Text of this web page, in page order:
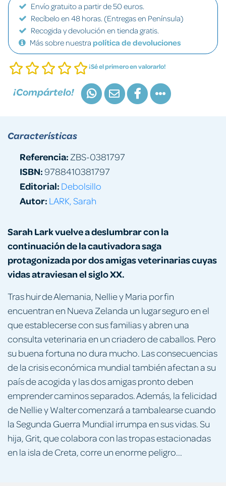
Envío gratuito a partir de 50 euros.
Recíbelo en 48 horas. (Entregas en Península)
Recogida y devolución en tienda gratis.
Más sobre nuestra política de devoluciones
¡Sé el primero en valorarlo!
¡Compártelo!
Sarah Lark vuelve a deslumbrar con la
continuación de la cautivadora saga
protagonizada por dos amigas veterinarias cuyas
vidas atraviesan el siglo XX.
Tras huir de Alemania, Nellie y Maria por fin
encuentran en Nueva Zelanda un lugar seguro en el
que establecerse con sus familias y abren una
consulta veterinaria en un criadero de caballos. Pero
su buena fortuna no dura mucho. Las consecuencias
de la crisis económica mundial también afectan a su
país de acogida y las dos amigas pronto deben
emprender caminos separados. Además, la felicidad
de Nellie y Walter comenzará a tambalearse cuando
la Segunda Guerra Mundial irrumpa en sus vidas. Su
hija, Grit, que colabora con las tropas estacionadas
en la isla de Creta, corre un enorme peligro...
Características
Referencia: ZBS-0381797
ISBN:9788410381797
Editorial: Debolsillo
Autor: LARK, Sarah